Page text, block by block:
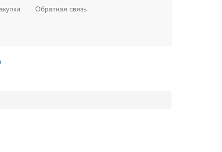
Обратная связь